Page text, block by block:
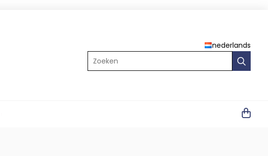
nederlands
Zoeken